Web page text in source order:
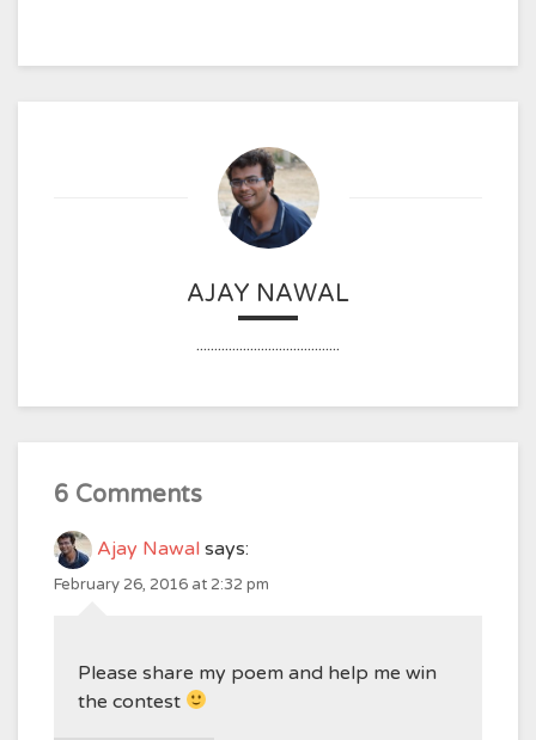
AJAY NAWAL
........................................
6 Comments
Ajay Nawal says:
February 26, 2016 at 2:32 pm
Please share my poem and help me win
the contest